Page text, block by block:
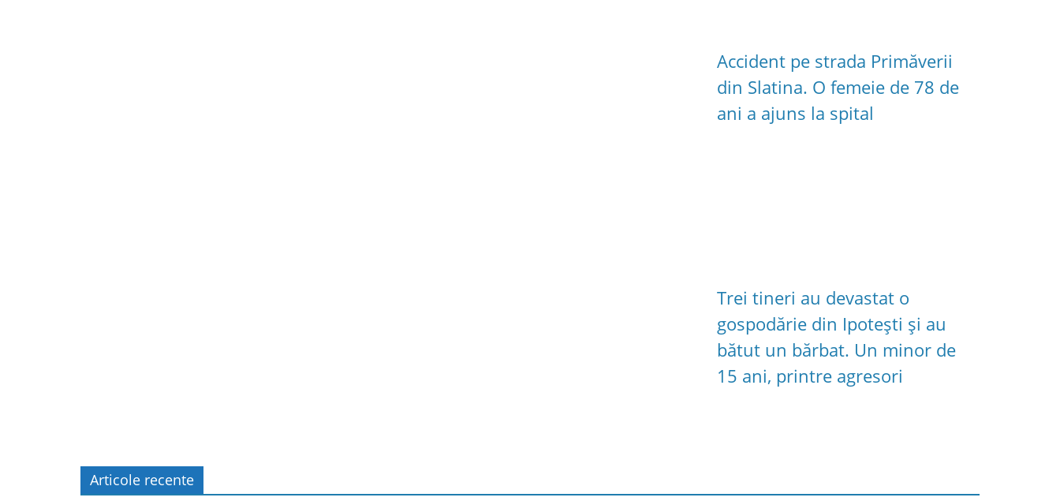
Accident pe strada Primăverii
din Slatina. O femeie de 78 de
ani a ajuns la spital
Trei tineri au devastat o
gospodărie din Ipotești și au
bătut un bărbat. Un minor de
15 ani, printre agresori
Articole recente